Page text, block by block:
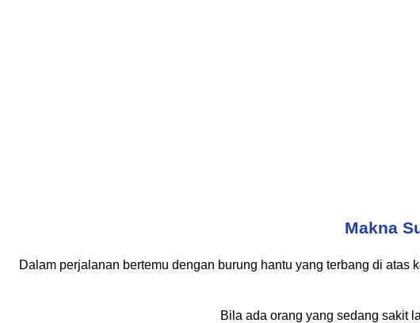
Makna
Dalam perjalanan bertemu dengan burung hantu yang terbang di
Bila ada orang yang sedang sakit